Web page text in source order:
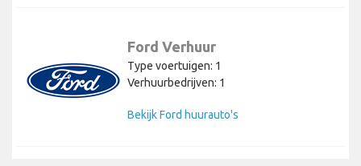
Ford Verhuur
Type voertuigen: 1
Verhuurbedrijven: 1
Bekijk Ford huurauto's